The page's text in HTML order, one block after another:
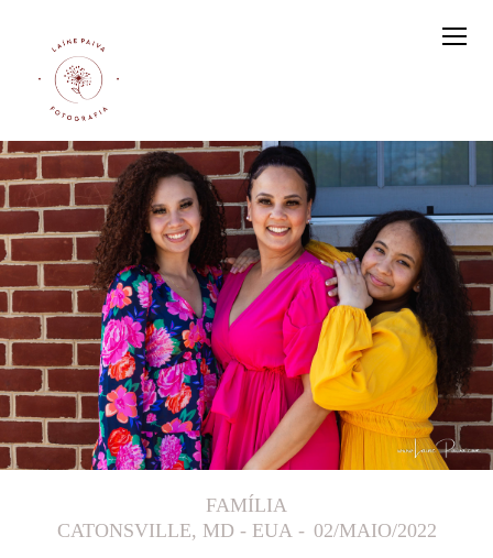
FAMÍLIA
CATONSVILLE, MD - EUA
02/MAIO/2022